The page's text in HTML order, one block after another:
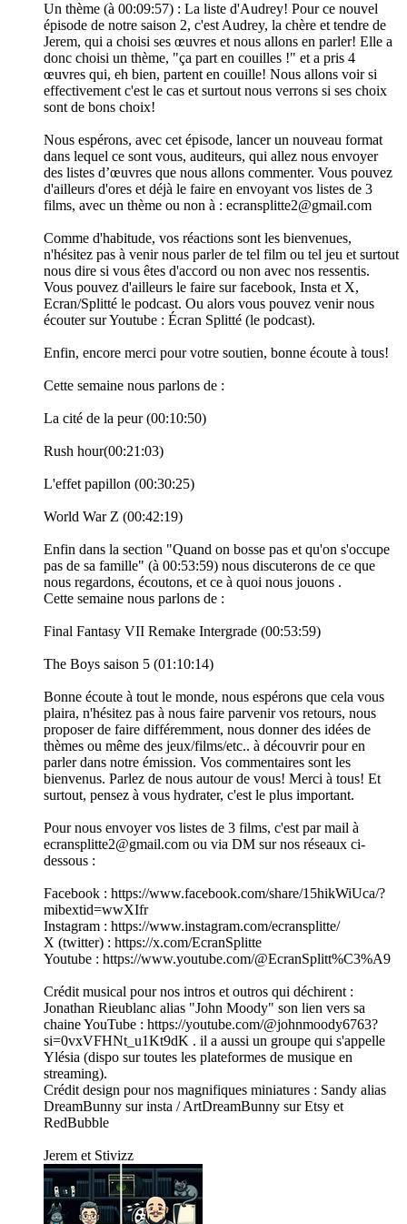
Un thème (à 00:09:57) : La liste d'Audrey! Pour ce nouvel
épisode de notre saison 2, c'est Audrey, la chère et tendre de
Jerem, qui a choisi ses œuvres et nous allons en parler! Elle a
donc choisi un thème, "ça part en couilles !" et a pris 4
œuvres qui, eh bien, partent en couille! Nous allons voir si
effectivement c'est le cas et surtout nous verrons si ses choix
sont de bons choix!
Nous espérons, avec cet épisode, lancer un nouveau format
dans lequel ce sont vous, auditeurs, qui allez nous envoyer
des listes d’œuvres que nous allons commenter. Vous pouvez
d'ailleurs d'ores et déjà le faire en envoyant vos listes de 3
films, avec un thème ou non à : ecransplitte2@gmail.com
Comme d'habitude, vos réactions sont les bienvenues,
n'hésitez pas à venir nous parler de tel film ou tel jeu et surtout
nous dire si vous êtes d'accord ou non avec nos ressentis.
Vous pouvez d'ailleurs le faire sur facebook, Insta et X,
Ecran/Splitté le podcast. Ou alors vous pouvez venir nous
écouter sur Youtube : Écran Splitté (le podcast).
Enfin, encore merci pour votre soutien, bonne écoute à tous!
Cette semaine nous parlons de :
La cité de la peur (00:10:50)
Rush hour(00:21:03)
L'effet papillon (00:30:25)
World War Z (00:42:19)
Enfin dans la section "Quand on bosse pas et qu'on s'occupe
pas de sa famille" (à 00:53:59) nous discuterons de ce que
nous regardons, écoutons, et ce à quoi nous jouons .
Cette semaine nous parlons de :
Final Fantasy VII Remake Intergrade (00:53:59)
The Boys saison 5 (01:10:14)
Bonne écoute à tout le monde, nous espérons que cela vous
plaira, n'hésitez pas à nous faire parvenir vos retours, nous
proposer de faire différemment, nous donner des idées de
thèmes ou même des jeux/films/etc.. à découvrir pour en
parler dans notre émission. Vos commentaires sont les
bienvenus. Parlez de nous autour de vous! Merci à tous! Et
surtout, pensez à vous hydrater, c'est le plus important.
Pour nous envoyer vos listes de 3 films, c'est par mail à
ecransplitte2@gmail.com ou via DM sur nos réseaux ci-
dessous :
Facebook : https://www.facebook.com/share/15hikWiUca/?
mibextid=wwXIfr
Instagram : https://www.instagram.com/ecransplitte/
X (twitter) : https://x.com/EcranSplitte
Youtube : https://www.youtube.com/@EcranSplitt%C3%A9
Crédit musical pour nos intros et outros qui déchirent :
Jonathan Rieublanc alias "John Moody" son lien vers sa
chaine YouTube : https://youtube.com/@johnmoody6763?
si=0vxVFHNt_u1Kt9dK . il a aussi un groupe qui s'appelle
Ylésia (dispo sur toutes les plateformes de musique en
streaming).
Crédit design pour nos magnifiques miniatures : Sandy alias
DreamBunny sur insta / ArtDreamBunny sur Etsy et
RedBubble
Jerem et Stivizz